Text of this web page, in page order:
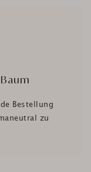
Bestellung
zu